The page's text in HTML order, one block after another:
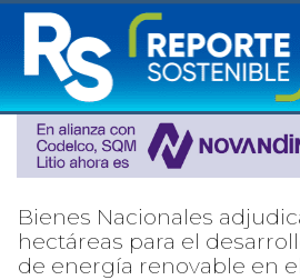
Bienes Nacionales
hectáreas para el
de energía renovable en